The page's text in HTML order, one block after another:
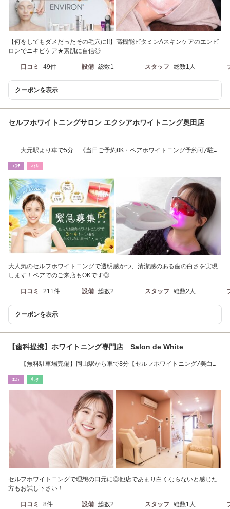
【何をしてもダメだったその毛穴に!!】高機能ビタミンAスキンケアのエンビ
ロンでニキビケア★素肌に自信◎
口コミ 49件 設備 総数1 スタッフ 総数1人
クーポンを表示
セルフホワイトニングサロン エクシアホワイトニング奥田店
大元駅より車で5分 《当日ご予約OK・ペアホワイトニング予約可/駐車
ｴｽﾃ ﾈｲﾙ
大人気のセルフホワイトニングで透明感かつ、清潔感のある歯の白さを実現
します！ペアでのご来店もOKです◎
口コミ 211件 設備 総数2 スタッフ 総数2人
クーポンを表示
【歯科提携】ホワイトニング専門店 Salon de White
【無料駐車場完備】岡山駅から車で8分【セルフホワイトニング/美白ホ
ｴｽﾃ ﾘﾗｸ
セルフホワイトニングで理想の口元に◎他店であまり白くならないと感じた
方もお試し下さい！
口コミ 8件 設備 総数2 スタッフ 総数1人